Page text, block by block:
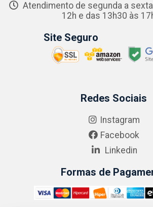
Atendimento de segunda a
12h e das 13h30 às
Site Seguro
Redes Sociais
Instagram
Facebook
Linkedin
Formas de